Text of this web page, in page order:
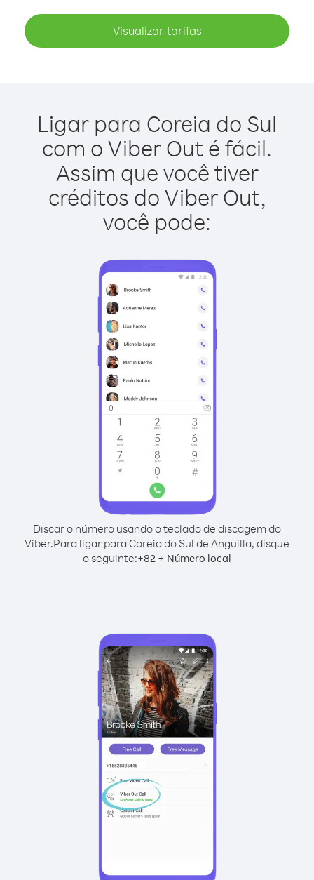
Visualizar tarifas
Ligar para Coreia do Sul
com o Viber Out é fácil.
Assim que você tiver
créditos do Viber Out,
você pode:
Discar o número usando o teclado de discagem do
Viber.Para ligar para Coreia do Sul de Anguilla, disque
o seguinte:+82 + Número local